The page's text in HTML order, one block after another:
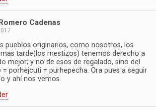
Cadenas
pueblos originarios, como nosotros, los
tarde(los mestizos) tenemos derecho a
mejor; y no de esos de regalado, sino del
= porhejcuti = purhepecha. Ora pues a seguir
y ahí nos vemos.